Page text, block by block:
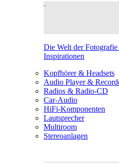
Die Welt der
Inspirationen
Kopfhörer & Headsets
Audio Player &
Radios & Radio-CD
Car-Audio
HiFi-Komponenten
Lautsprecher
Multiroom
Stereoanlagen